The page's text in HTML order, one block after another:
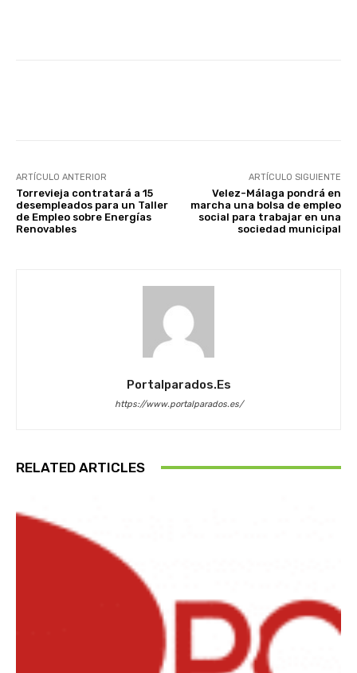
ARTÍCULO ANTERIOR
Torrevieja contratará a 15
desempleados para un Taller
de Empleo sobre Energías
Renovables
ARTÍCULO SIGUIENTE
Velez-Málaga pondrá en
marcha una bolsa de empleo
social para trabajar en una
sociedad municipal
Portalparados.es
https://www.portalparados.es/
RELATED ARTICLES